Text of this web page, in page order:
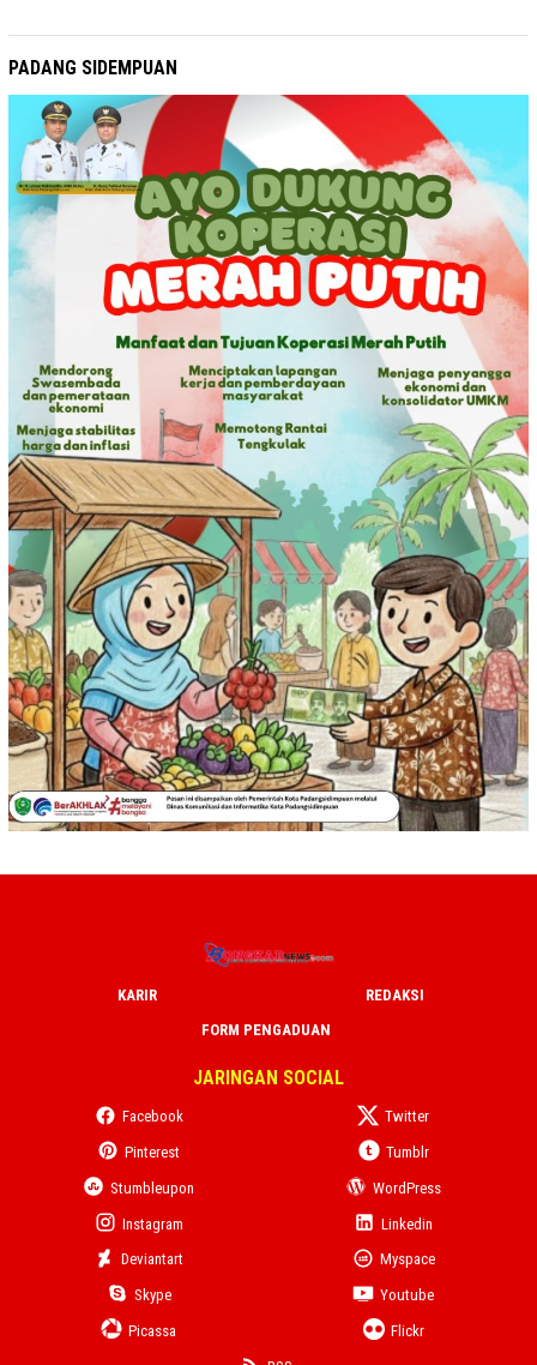
PADANG SIDEMPUAN
KARIR
REDAKSI
FORM PENGADUAN
JARINGAN SOCIAL
Facebook
Twitter
Pinterest
Tumblr
Stumbleupon
WordPress
Instagram
Linkedin
Deviantart
Myspace
Skype
Youtube
Picassa
Flickr